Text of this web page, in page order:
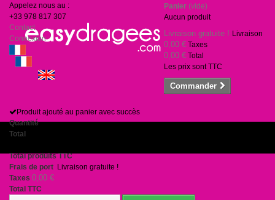
Appelez nous au :
+33 978 817 307
Contact
Connexion
Panier (vide)
Aucun produit
Livraison gratuite ! Livraison
0,00 € Taxes
0,00 € Total
Les prix sont TTC
Commander
Produit ajouté au panier avec succès
Quantité
Total
Total produits TTC
Frais de port Livraison gratuite !
Taxes 0,00 €
Total TTC